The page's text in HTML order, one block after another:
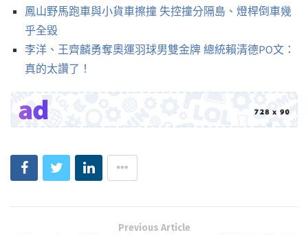
鳳山野馬跑車與小貨車擦撞 失控撞分隔島、燈桿倒車幾
乎全毀
李洋、王齊麟勇奪奧運羽球男雙金牌 總統賴清德PO文：
真的太讚了！
Previous Article